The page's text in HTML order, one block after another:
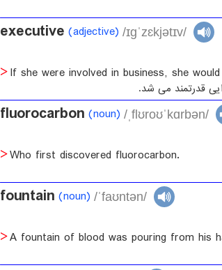
executive (adjective) /ɪgˈzɛkjətɪv/
If she were involved in business, she
قدرتمند می‌ شد.
fluorocarbon (noun) /ˌflʊroʊˈkɑrbən/
Who first discovered fluorocarbon.
fountain (noun) /ˈfaʊntən/
A fountain of blood was pouring from his